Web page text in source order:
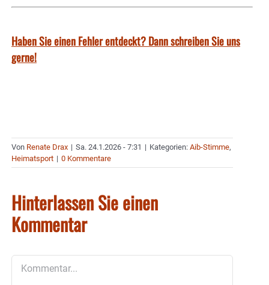
Haben Sie einen Fehler entdeckt? Dann schreiben Sie uns
gerne!
Von Renate Drax | Sa. 24.1.2026 - 7:31 | Kategorien: Aib-Stimme,
Heimatsport | 0 Kommentare
Hinterlassen Sie einen
Kommentar